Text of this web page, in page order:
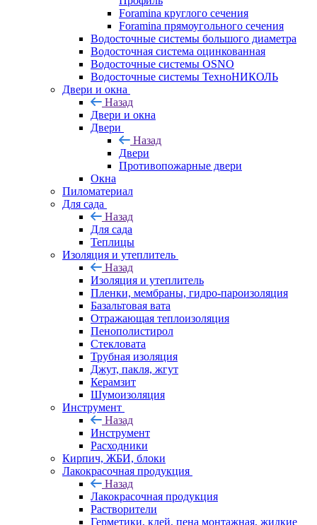
Foramina круглого сечения
Foramina прямоугольного сечения
Водосточные системы большого диаметра
Водосточная система оцинкованная
Водосточные системы OSNO
Водосточные системы ТехноНИКОЛЬ
Двери и окна
Назад
Двери и окна
Двери
Назад
Двери
Противопожарные двери
Окна
Пиломатериал
Для сада
Назад
Для сада
Теплицы
Изоляция и утеплитель
Назад
Изоляция и утеплитель
Пленки, мембраны, гидро-пароизоляция
Базальтовая вата
Отражающая теплоизоляция
Пенополистирол
Стекловата
Трубная изоляция
Джут, пакля, жгут
Керамзит
Шумоизоляция
Инструмент
Назад
Инструмент
Расходники
Кирпич, ЖБИ, блоки
Лакокрасочная продукция
Назад
Лакокрасочная продукция
Растворители
Герметики, клей, пена монтажная, жидкие